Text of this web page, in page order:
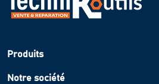
Produits
Notre société